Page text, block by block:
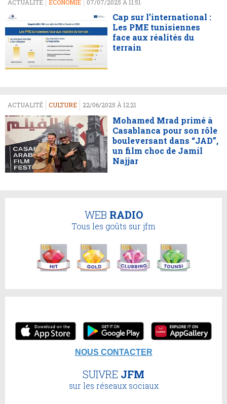
ACTUALITÉ ECONOMIE 07/07/2025 À 11:51
Cap sur l’international :
Les PME tunisiennes
face aux réalités du
terrain
ACTUALITÉ CULTURE 22/06/2025 À 12:21
Mohamed Mrad primé à
Casablanca pour son rôle
bouleversant dans “JAD”,
un film choc de Jamil
Najjar
WEB RADIO
Tous les goûts sur jfm
NOUS CONTACTER
SUIVRE JFM
sur les réseaux sociaux